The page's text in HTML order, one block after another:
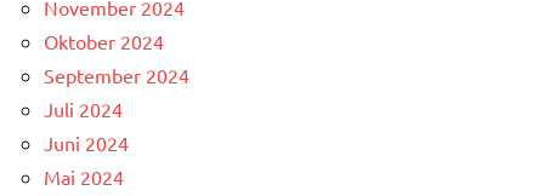
November 2024
Oktober 2024
September 2024
Juli 2024
Juni 2024
Mai 2024